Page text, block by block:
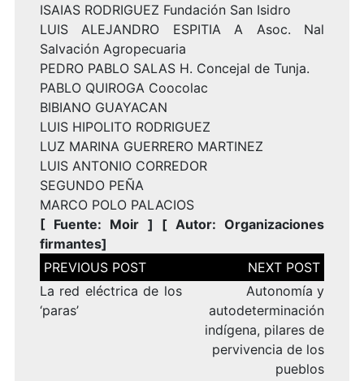
ISAIAS RODRIGUEZ Fundación San Isidro
LUIS ALEJANDRO ESPITIA A Asoc. Nal
Salvación Agropecuaria
PEDRO PABLO SALAS H. Concejal de Tunja.
PABLO QUIROGA Coocolac
BIBIANO GUAYACAN
LUIS HIPOLITO RODRIGUEZ
LUZ MARINA GUERRERO MARTINEZ
LUIS ANTONIO CORREDOR
SEGUNDO PEÑA
MARCO POLO PALACIOS
[ Fuente: Moir ] [ Autor: Organizaciones
firmantes]
Navegación
de
entradas
La red eléctrica de los
‘paras’
Autonomía y
autodeterminación
indígena, pilares de
pervivencia de los
pueblos